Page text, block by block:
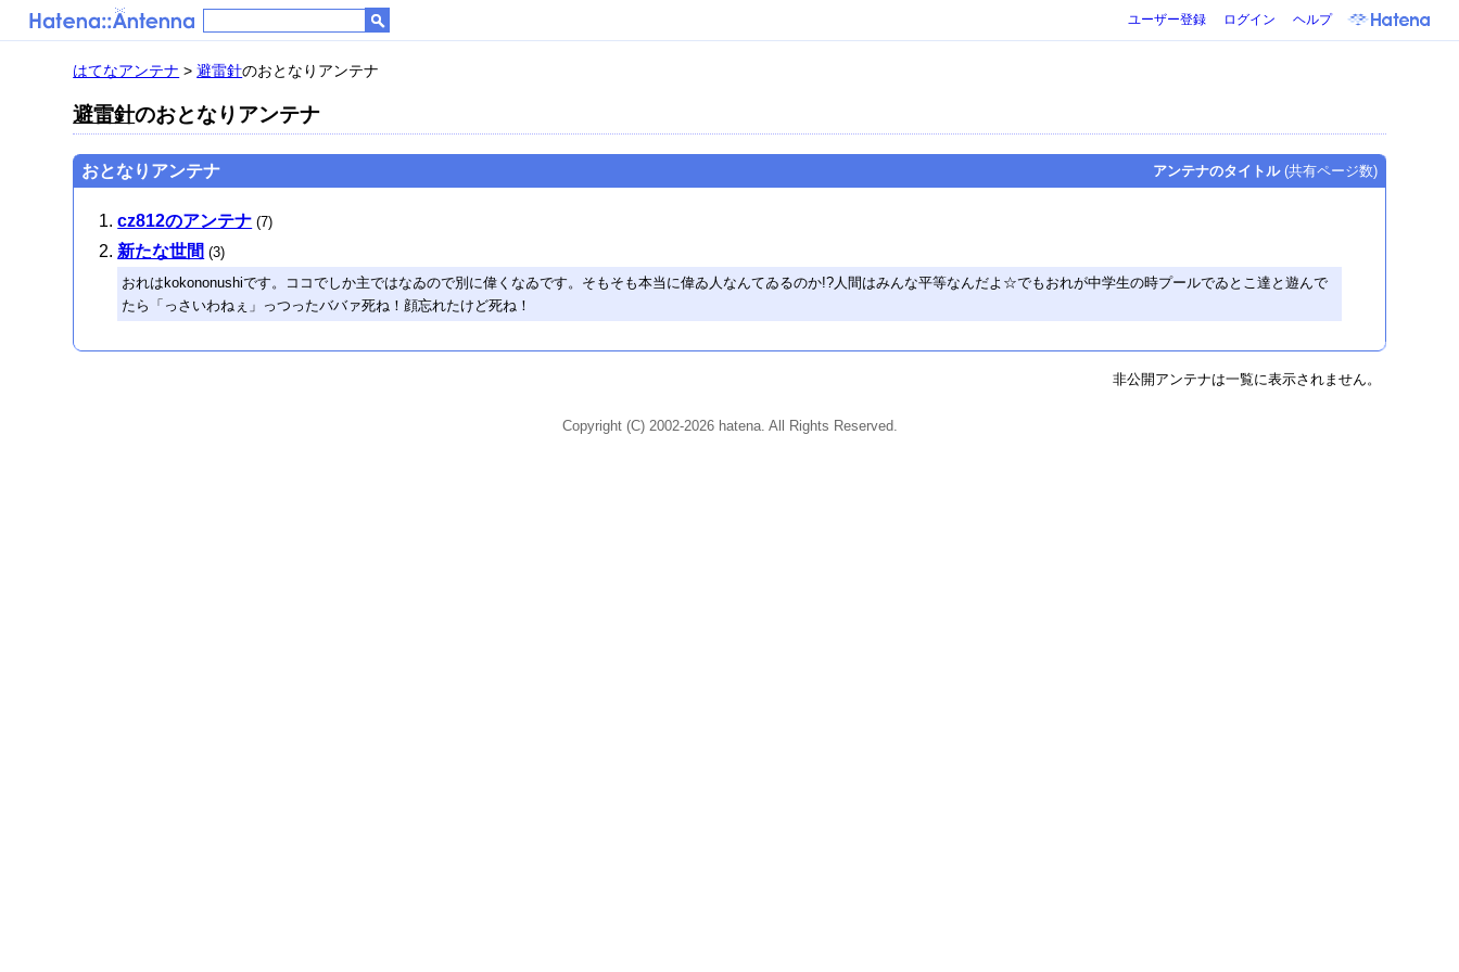
ユーザー登録 ログイン ヘルプ
はてなアンテナ >避雷針のおとなりアンテナ
避雷針のおとなりアンテナ
おとなりアンテナ アンテナのタイトル(共有ページ数)
cz812のアンテナ (7)
新たな世間 (3)
おれはkokononushiです。ココでしか主ではなゐので別に偉くなゐです。そもそも本当に偉ゐ人なんてゐるのか!?人間はみんな平等なんだよ☆でもおれが中学生の時プールでゐとこ達と遊んで
たら「っさいわねぇ」っつったババァ死ね！顔忘れたけど死ね！
非公開アンテナは一覧に表示されません。
Copyright (C) 2002-2026 hatena. All Rights Reserved.